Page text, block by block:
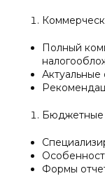
Полный
Актуальные
Бюджетные
Формы